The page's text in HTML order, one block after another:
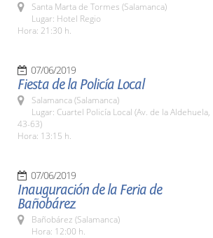
Santa Marta de Tormes (Salamanca)
Lugar: Hotel Regio
Hora: 21:30 h.
07/06/2019
Fiesta de la Policía Local
Salamanca (Salamanca)
Lugar: Cuartel Policía Local (Av. de la Aldehuela,
43-63)
Hora: 13:15 h.
07/06/2019
Inauguración de la Feria de
Bañobárez
Bañobárez (Salamanca)
Hora: 12:00 h.